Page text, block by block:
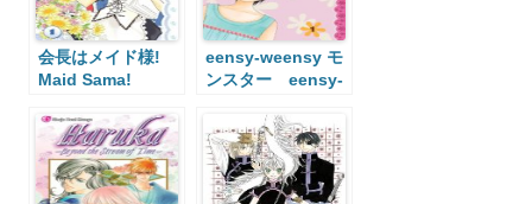
会長はメイド様!
Maid Sama!
eensy-weensy モ
ンスター eensy-